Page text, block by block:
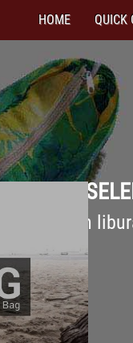
HOME QUICK
SESUAI
keperluan